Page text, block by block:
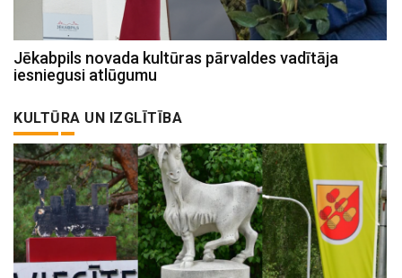
Jēkabpils novada kultūras pārvaldes vadītāja
iesniegusi atlūgumu
KULTŪRA UN IZGLĪTĪBA